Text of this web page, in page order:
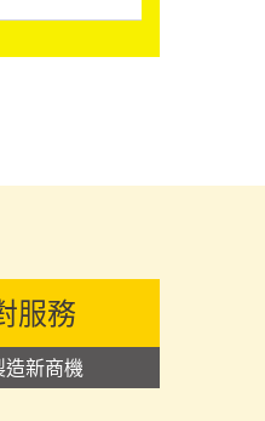
服務
造新商機